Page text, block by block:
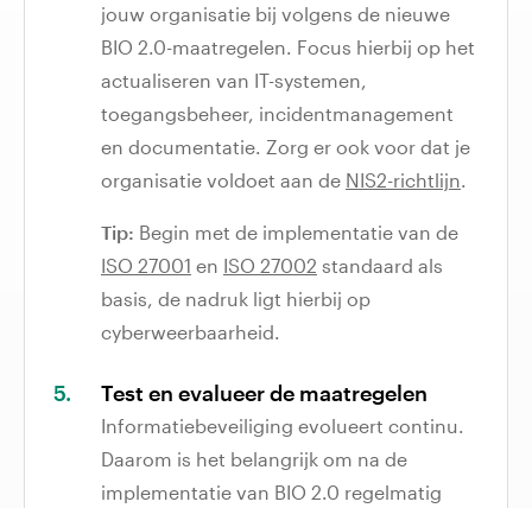
jouw organisatie bij volgens de nieuwe
BIO 2.0-maatregelen. Focus hierbij op het
actualiseren van IT-systemen,
toegangsbeheer, incidentmanagement
en documentatie​. Zorg er ook voor dat je
organisatie voldoet aan de NIS2-richtlijn.
Tip: Begin met de implementatie van de
ISO 27001 en ISO 27002 standaard als
basis, de nadruk ligt hierbij op
cyberweerbaarheid.
Test en evalueer de maatregelen
Informatiebeveiliging evolueert continu.
Daarom is het belangrijk om na de
implementatie van BIO 2.0 regelmatig